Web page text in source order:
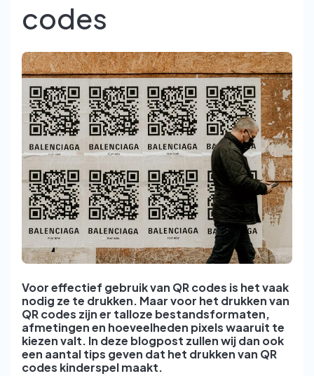
codes
Voor effectief gebruik van QR codes is het vaak
nodig ze te drukken. Maar voor het drukken van
QR codes zijn er talloze bestandsformaten,
afmetingen en hoeveelheden pixels waaruit te
kiezen valt. In deze blogpost zullen wij dan ook
een aantal tips geven dat het drukken van QR
codes kinderspel maakt.